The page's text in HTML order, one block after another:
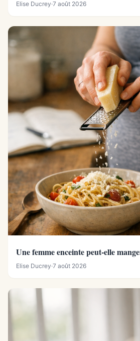
Elise Ducrey·7 août 2026
Une femme enceinte peut-elle
Elise Ducrey·7 août 2026